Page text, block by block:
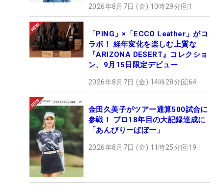
2026年8月7日 (金) 10時29分 1
「PING」×「ECCO Leather」がコ
ラボ！ 経年変化を楽しむ上質な
『ARIZONA DESERT』コレクショ
ン、9月15日限定デビュー
2026年8月7日 (金) 14時28分 64
金田久美子がツアー通算500試合に
参戦！ プロ18年目の大記録達成に
「あんびりーばぼー」
2026年8月7日 (金) 11時25分 19